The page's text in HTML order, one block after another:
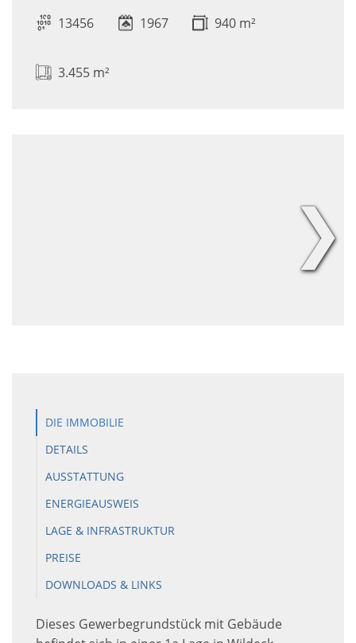
13456 1967 940 m²
3.455 m²
❯
DIE IMMOBILIE
DETAILS
AUSSTATTUNG
ENERGIEAUSWEIS
LAGE & INFRASTRUKTUR
PREISE
DOWNLOADS & LINKS
Dieses Gewerbegrundstück mit Gebäude